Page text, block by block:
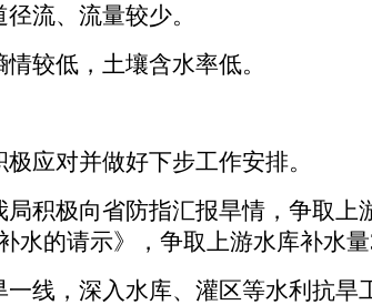
流、流量较少。
较低，土壤含水率低。
应对并做好下步工作安排。
积极向省防指汇报旱情，争取
的请示》，争取上游水库补水量
线，深入水库、灌区等水利抗